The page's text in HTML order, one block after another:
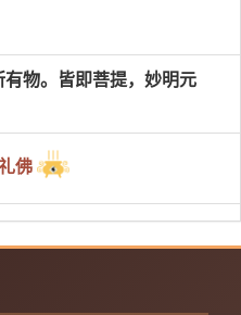
物。皆即菩提，妙明元
佛